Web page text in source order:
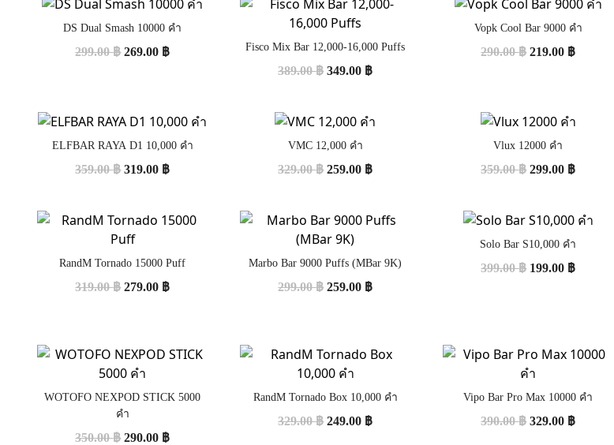
DS Dual Smash 10000 คำ
299.00฿ 269.00 ฿ Fisco Mix Bar 12,000-16,000 Puffs
389.00฿ 349.00 ฿
Vopk Cool Bar 9000 คำ
290.00฿ 219.00 ฿
ELFBAR RAYA D1 10,000 คำ
359.00฿ 319.00 ฿
VMC 12,000 คำ
329.00฿ 259.00 ฿
Vlux 12000 คำ
359.00฿ 299.00 ฿
RandM Tornado 15000 Puff
319.00฿ 279.00 ฿
Marbo Bar 9000 Puffs (MBar 9K)
299.00฿ 259.00 ฿
Solo Bar S10,000 คำ
399.00฿ 199.00 ฿
WOTOFO NEXPOD STICK 5000
คำ
350.00฿ 290.00 ฿
RandM Tornado Box 10,000 คำ
329.00฿ 249.00 ฿
Vipo Bar Pro Max 10000 คำ
390.00฿ 329.00 ฿